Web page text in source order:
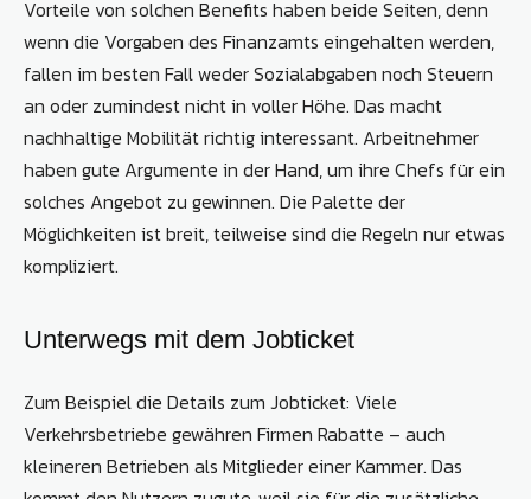
Vorteile von solchen Benefits haben beide Seiten, denn
wenn die Vorgaben des Finanzamts eingehalten werden,
fallen im besten Fall weder Sozialabgaben noch Steuern
an oder zumindest nicht in voller Höhe. Das macht
nachhaltige Mobilität richtig interessant. Arbeitnehmer
haben gute Argumente in der Hand, um ihre Chefs für ein
solches Angebot zu gewinnen. Die Palette der
Möglichkeiten ist breit, teilweise sind die Regeln nur etwas
kompliziert.
Unterwegs mit dem Jobticket
Zum Beispiel die Details zum Jobticket: Viele
Verkehrsbetriebe gewähren Firmen Rabatte – auch
kleineren Betrieben als Mitglieder einer Kammer. Das